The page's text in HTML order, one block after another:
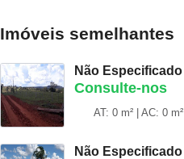
Imóveis semelhantes
Não Especificado
Consulte-nos
AT: 0 m² | AC: 0 m²
Não Especificado